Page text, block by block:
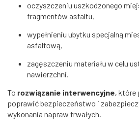
oczyszczeniu uszkodzonego
fragmentów asfaltu,
wypełnieniu ubytku specjalną
asfaltową,
zagęszczeniu materiału w celu
nawierzchni.
To rozwiązanie interwencyjne, które
poprawić bezpieczeństwo i
wykonania napraw trwałych.